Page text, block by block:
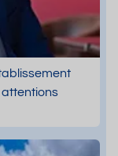
attentions